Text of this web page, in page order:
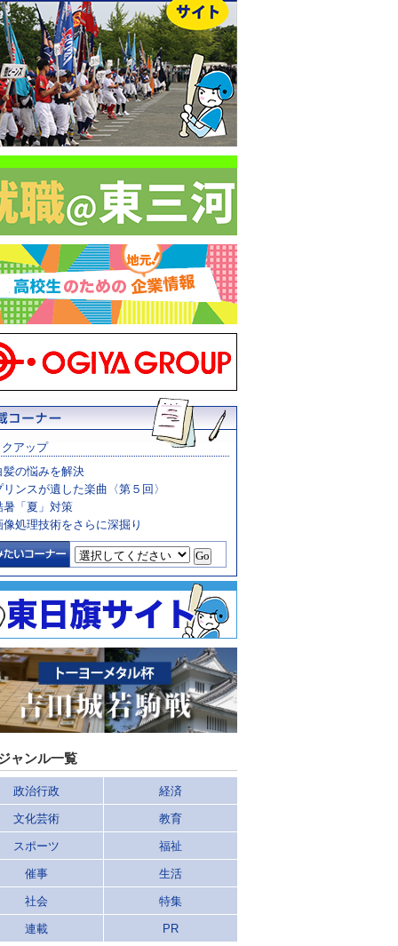
アップ
髪の悩みを解決
リンスが遺した楽曲〈第５回〉
暑「夏」対策
像処理技術をさらに深掘り
ャンル一覧
政治行政 経済
文化芸術 教育
スポーツ 福祉
催事 生活
社会 特集
連載 PR